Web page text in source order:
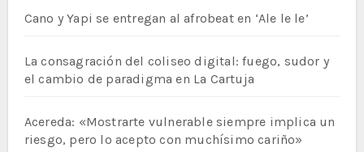
Cano y Yapi se entregan al afrobeat en ‘Ale le le’
La consagración del coliseo digital: fuego, sudor y
el cambio de paradigma en La Cartuja
Acereda: «Mostrarte vulnerable siempre implica un
riesgo, pero lo acepto con muchísimo cariño»